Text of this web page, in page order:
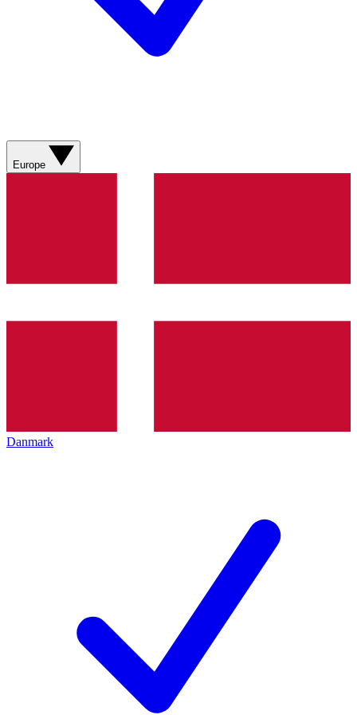
Europe
Danmark